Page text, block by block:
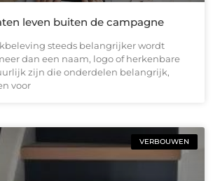
leven buiten de campagne
steeds belangrijker wordt
dan een naam, logo of herkenbare
zijn die onderdelen belangrijk,
voor
VERBOUWEN